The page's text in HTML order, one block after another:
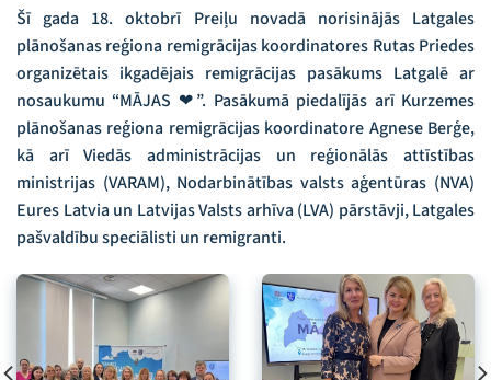
Šī gada 18. oktobrī Preiļu novadā norisinājās Latgales
plānošanas reģiona remigrācijas koordinatores Rutas Priedes
organizētais ikgadējais remigrācijas pasākums Latgalē ar
nosaukumu “MĀJAS ❤”. Pasākumā piedalījās arī Kurzemes
plānošanas reģiona remigrācijas koordinatore Agnese Berģe,
kā arī Viedās administrācijas un reģionālās attīstības
ministrijas (VARAM), Nodarbinātības valsts aģentūras (NVA)
Eures Latvia un Latvijas Valsts arhīva (LVA) pārstāvji, Latgales
pašvaldību speciālisti un remigranti.